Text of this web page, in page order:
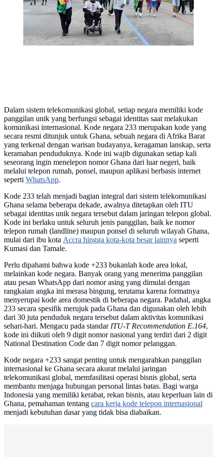
Dalam sistem telekomunikasi global, setiap negara memiliki kode
panggilan unik yang berfungsi sebagai identitas saat melakukan
komunikasi internasional. Kode negara 233 merupakan kode yang
secara resmi ditunjuk untuk Ghana, sebuah negara di Afrika Barat
yang terkenal dengan warisan budayanya, keragaman lanskap, serta
keramahan penduduknya. Kode ini wajib digunakan setiap kali
seseorang ingin menelepon nomor Ghana dari luar negeri, baik
melalui telepon rumah, ponsel, maupun aplikasi berbasis internet
seperti WhatsApp.
Kode 233 telah menjadi bagian integral dari sistem telekomunikasi
Ghana selama beberapa dekade, awalnya ditetapkan oleh ITU
sebagai identitas unik negara tersebut dalam jaringan telepon global.
Kode ini berlaku untuk seluruh jenis panggilan, baik ke nomor
telepon rumah (landline) maupun ponsel di seluruh wilayah Ghana,
mulai dari ibu kota Accra hingga kota-kota besar lainnya seperti
Kumasi dan Tamale.
Perlu dipahami bahwa kode +233 bukanlah kode area lokal,
melainkan kode negara. Banyak orang yang menerima panggilan
atau pesan WhatsApp dari nomor asing yang dimulai dengan
rangkaian angka ini merasa bingung, terutama karena formatnya
menyerupai kode area domestik di beberapa negara. Padahal, angka
233 secara spesifik merujuk pada Ghana dan digunakan oleh lebih
dari 30 juta penduduk negara tersebut dalam aktivitas komunikasi
sehari-hari. Mengacu pada standar ITU-T Recommendation E.164,
kode ini diikuti oleh 9 digit nomor nasional yang terdiri dari 2 digit
National Destination Code dan 7 digit nomor pelanggan.
Kode negara +233 sangat penting untuk mengarahkan panggilan
internasional ke Ghana secara akurat melalui jaringan
telekomunikasi global, memfasilitasi operasi bisnis global, serta
membantu menjaga hubungan personal lintas batas. Bagi warga
Indonesia yang memiliki kerabat, rekan bisnis, atau keperluan lain di
Ghana, pemahaman tentang cara kerja kode telepon internasional
menjadi kebutuhan dasar yang tidak bisa diabaikan.